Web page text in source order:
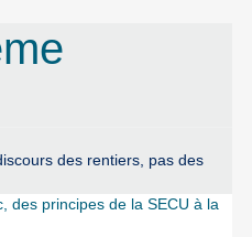
des rentiers, pas des
des principes de la SECU à la